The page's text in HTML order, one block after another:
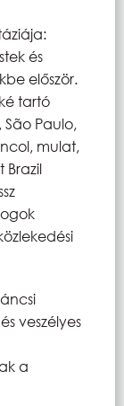
és
először.
tartó
Paulo,
mulat,
Brazil
veszélyes
a